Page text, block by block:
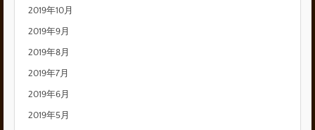
2019年10月
2019年9月
2019年8月
2019年7月
2019年6月
2019年5月